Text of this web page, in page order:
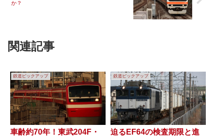
か？
関連記事
鉄道ピックアップ
車齢約70年！東武204F・
鉄道ピックアップ
迫るEF64の検査期限と進